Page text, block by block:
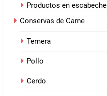
Productos en escabeche
Conservas de Carne
Ternera
Pollo
Cerdo